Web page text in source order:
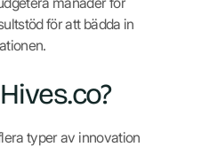
för att bädda in
typer av innovation